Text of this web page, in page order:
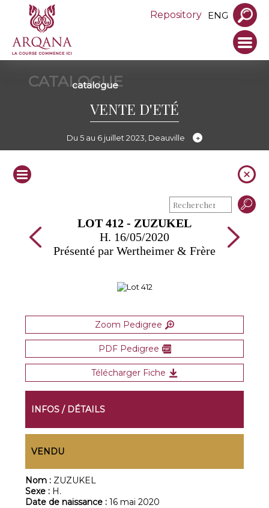
Repository ENG
CATALOGUE
catalogue
VENTE D'ETÉ
Du 5 au 6 juillet 2023, Deauville
LOT 412 - ZUZUKEL
H. 16/05/2020
Présenté par Wertheimer & Frère
Zoom Pedigree
PDF Pedigree
Télécharger Fiche
INFOS / DÉTAILS
VENDU
Nom : ZUZUKEL
Sexe : H.
Date de naissance :16 mai 2020